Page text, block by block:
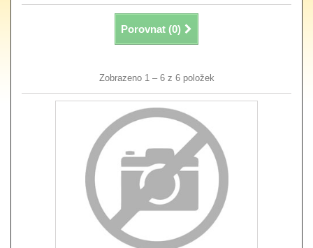
Porovnat (0)
Zobrazeno 1 – 6 z 6 položek